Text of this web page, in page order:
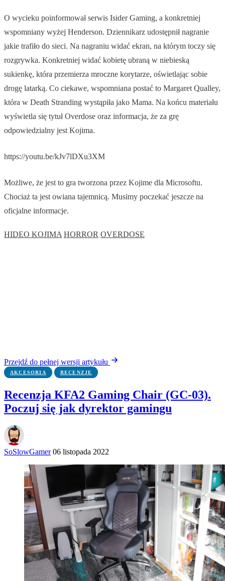
O wycieku poinformował serwis Isider Gaming, a konkretniej
wspomniany wyżej Henderson. Dziennikarz udostępnił nagranie
jakie trafiło do sieci. Na nagraniu widać ekran, na którym toczy się
rozgrywka. Konkretniej widać kobietę ubraną w niebieską
sukienkę, która przemierza mroczne korytarze, oświetlając sobie
drogę latarką. Co ciekawe, wspomniana postać to Margaret Qualley,
która w Death Stranding wystąpiła jako Mama. Na końcu materiału
wyświetla się tytuł Overdose oraz informacja, że za grę
odpowiedzialny jest Kojima.
https://youtu.be/kJv7lDXu3XM
Możliwe, że jest to gra tworzona przez Kojime dla Microsoftu.
Chociaż ta jest owiana tajemnicą. Musimy poczekać jeszcze na
oficjalne informacje.
HIDEO KOJIMA HORROR OVERDOSE
Przejdź do pełnej wersji artykułu
AKCESORIA RECENZJE
Recenzja KFA2 Gaming Chair (GC-03).
Poczuj się jak dyrektor gamingu
SoSlowGamer 06 listopada 2022